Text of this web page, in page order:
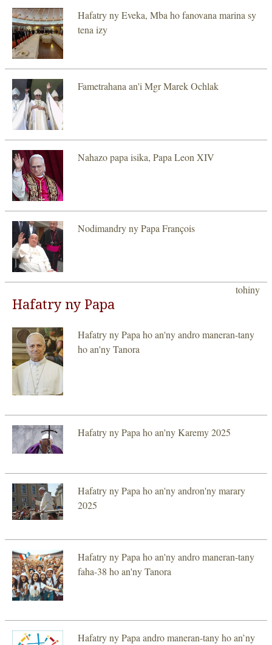
Hafatry ny Eveka, Mba ho fanovana marina sy
tena izy
Fametrahana an'i Mgr Marek Ochlak
Nahazo papa isika, Papa Leon XIV
Nodimandry ny Papa François
tohiny
Hafatry ny Papa
Hafatry ny Papa ho an'ny andro maneran-tany
ho an'ny Tanora
Hafatry ny Papa ho an'ny Karemy 2025
Hafatry ny Papa ho an'ny andron'ny marary
2025
Hafatry ny Papa ho an'ny andro maneran-tany
faha-38 ho an'ny Tanora
Hafatry ny Papa andro maneran-tany ho an’ny